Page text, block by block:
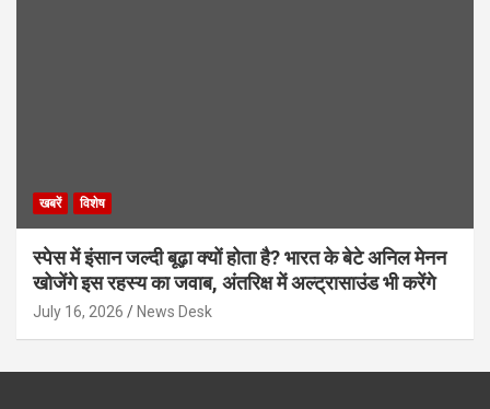
खबरें विशेष
स्पेस में इंसान जल्दी बूढ़ा क्यों होता है? भारत के बेटे अनिल मेनन
खोजेंगे इस रहस्य का जवाब, अंतरिक्ष में अल्ट्रासाउंड भी करेंगे
July 16, 2026 News Desk